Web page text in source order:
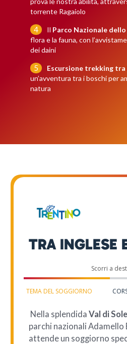
torrente Ragaiolo
Il Parco Nazionale
flora e la fauna, con
dei daini
Escursione trekking tra
un’avventura tra i boschi per
natura
TRA INGLESE
TEMA DEL SOGGIORNO
Nella splendida Val di Sole
parchi nazionali Adamello
attende un soggiorno